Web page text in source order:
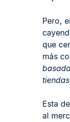
Pero,
que
más
Esta
al